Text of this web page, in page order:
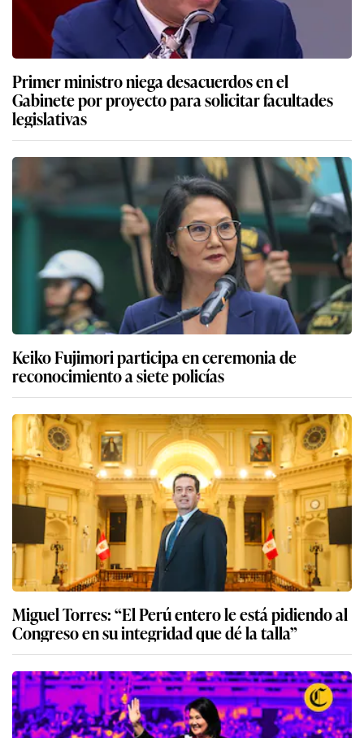
Primer ministro niega desacuerdos en el
Gabinete por proyecto para solicitar facultades
legislativas
Keiko Fujimori participa en ceremonia de
reconocimiento a siete policías
Miguel Torres: “El Perú entero le está pidiendo al
Congreso en su integridad que dé la talla”